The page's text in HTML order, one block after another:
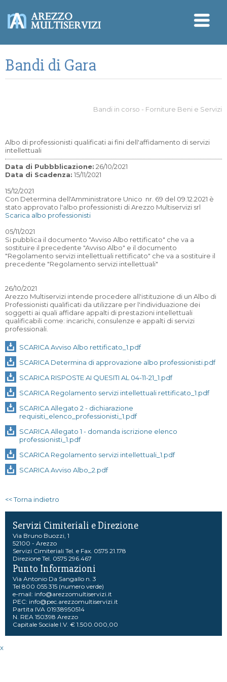
Bandi di Gara
Bandi in corso - Forniture Beni e Servizi
Albo di professionisti qualificati ai fini dell'affidamento di servizi
intellettuali
Data di Pubbblicazione: 26/10/2021
Data di Scadenza: 15/11/2021
15/12/2021
Con Determina dell'Amministratore Unico nr. 69 del 09.12.2021 è
stato approvato l'albo professionisti di Arezzo Multiservizi srl
Scarica albo professionisti
05/11/2021
Si pubblica il documento "Avviso Albo rettificato" che va a
sostituire il precedente "Avviso Albo" e il documento
"Regolamento servizi intellettuali rettificato" che va a sostituire il
precedente "Regolamento servizi intellettuali"
26/10/2021
Arezzo Multiservizi intende procedere all'istituzione di un Albo di
Professionisti qualificati da utilizzare per l'individuazione dei
soggetti ai quali affidare appalti di prestazioni intellettuali
qualificabili come: incarichi, consulenze e appalti di servizi
professionali.
SCARICA Avviso Albo rettificato_1.pdf
SCARICA Determina di approvazione albo professionisti.pdf
SCARICA RISPOSTE AI QUESITI AL 04-11-21_1.pdf
SCARICA Regolamento servizi intellettuali rettificato_1.pdf
SCARICA Allegato 2 - dichiarazione
requisiti_elenco_professionisti_1.pdf
SCARICA Allegato 1 - domanda iscrizione elenco
professionisti_1.pdf
SCARICA Regolamento servizi intellettuali_1.pdf
SCARICA Avviso Albo_2.pdf
<< Torna indietro
Servizi Cimiteriali e Direzione
Via Bruno Buozzi, 1
52100 - Arezzo
Servizi Cimiteriali Tel. e Fax. 0575 21.178
Direzione Tel. 0575 296.467
Punto Informazioni
Via Antonio Da Sangallo n. 3
Tel 800 055 315 (numero verde)
e-mail: info@arezzomultiservizi.it
PEC: info@pec.arezzomultiservizi.it
Partita IVA 01938950514
N. REA 150398 Arezzo
Capitale Sociale I.V. € 1.500.000,00
x